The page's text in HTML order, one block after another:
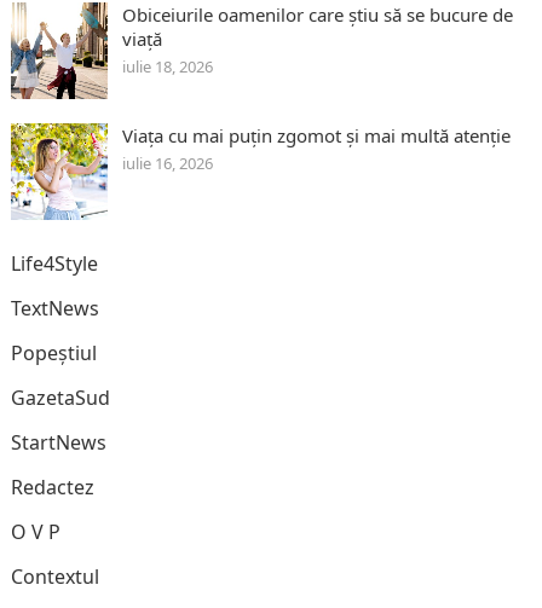
Obiceiurile oamenilor care știu să se bucure de
viață
iulie 18, 2026
Viața cu mai puțin zgomot și mai multă atenție
iulie 16, 2026
Life4Style
TextNews
Popeștiul
GazetaSud
StartNews
Redactez
O V P
Contextul